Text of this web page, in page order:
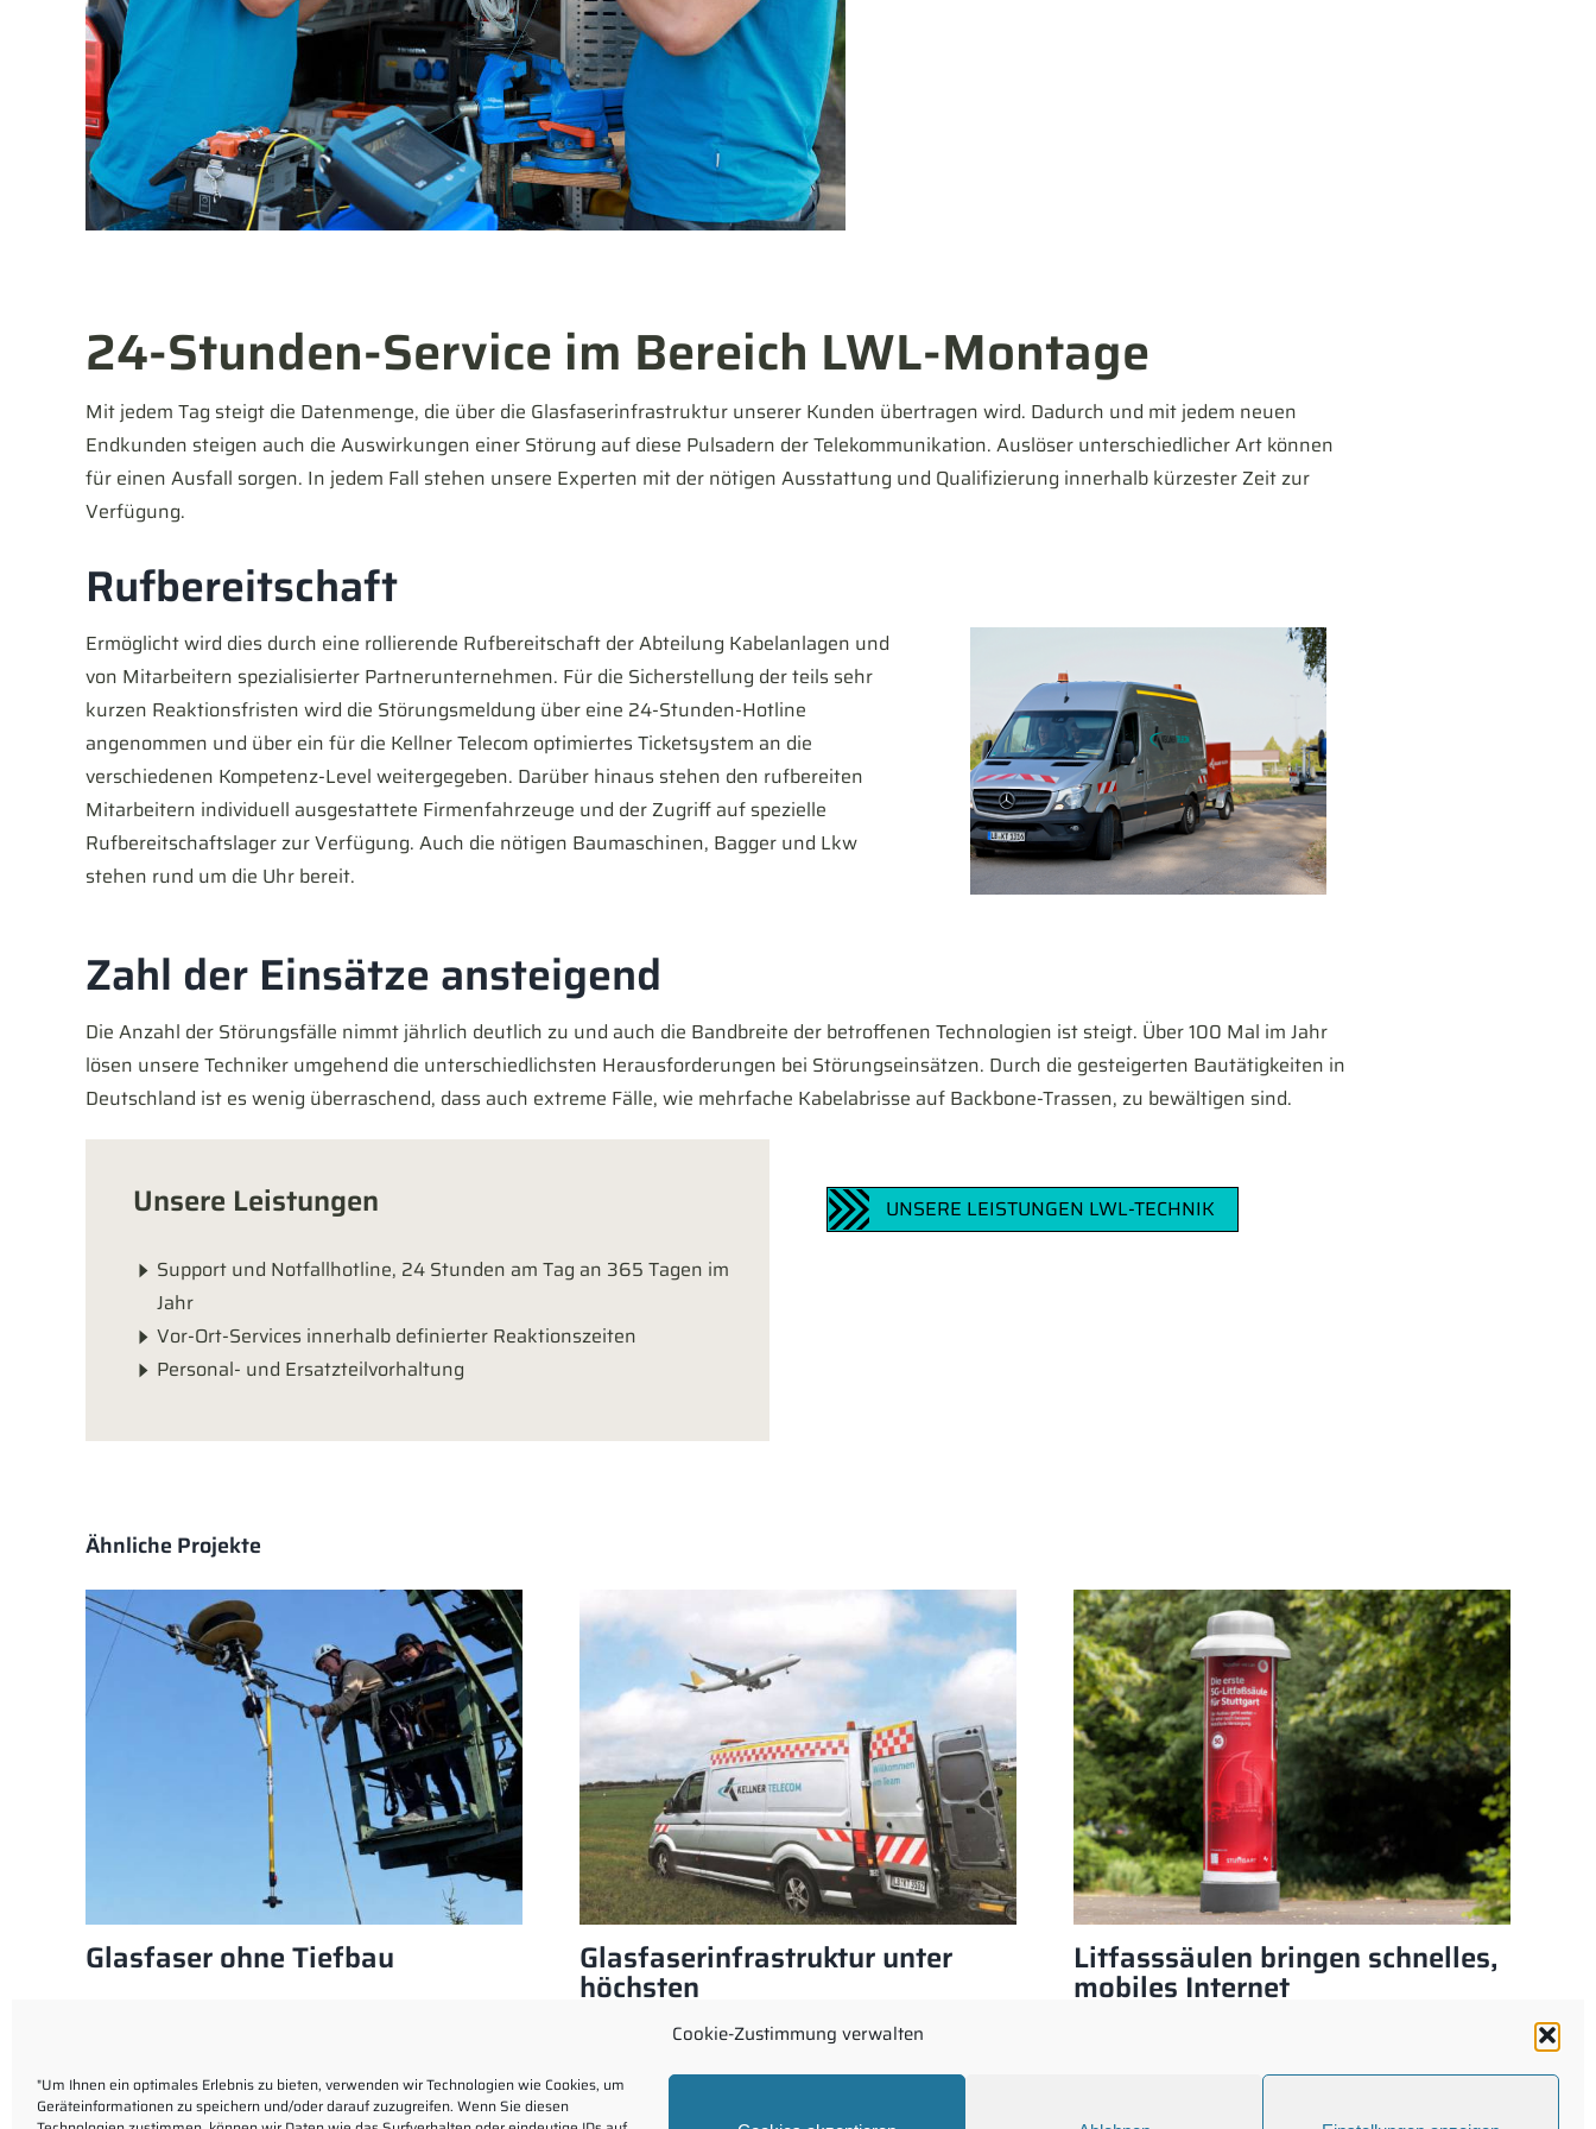
Cookie-Zustimmung verwalten
"Um Ihnen ein optimales Erlebnis zu bieten, verwenden wir Technologien wie Cookies, um
Geräteinformationen zu speichern und/oder darauf zuzugreifen. Wenn Sie diesen
24-Stunden-Service im Bereich LWL-Montage
Mit jedem Tag steigt die Datenmenge, die über die Glasfaserinfrastruktur unserer Kunden übertragen wird. Dadurch und mit jedem neuen
Endkunden steigen auch die Auswirkungen einer Störung auf diese Pulsadern der Telekommunikation. Auslöser unterschiedlicher Art können
für einen Ausfall sorgen. In jedem Fall stehen unsere Experten mit der nötigen Ausstattung und Qualifizierung innerhalb kürzester Zeit zur
Verfügung.
Rufbereitschaft
Ermöglicht wird dies durch eine rollierende Rufbereitschaft der Abteilung Kabelanlagen und
von Mitarbeitern spezialisierter Partnerunternehmen. Für die Sicherstellung der teils sehr
kurzen Reaktionsfristen wird die Störungsmeldung über eine 24-Stunden-Hotline
angenommen und über ein für die Kellner Telecom optimiertes Ticketsystem an die
verschiedenen Kompetenz-Level weitergegeben. Darüber hinaus stehen den rufbereiten
Mitarbeitern individuell ausgestattete Firmenfahrzeuge und der Zugriff auf spezielle
Rufbereitschaftslager zur Verfügung. Auch die nötigen Baumaschinen, Bagger und Lkw
stehen rund um die Uhr bereit.
Zahl der Einsätze ansteigend
Die Anzahl der Störungsfälle nimmt jährlich deutlich zu und auch die Bandbreite der betroffenen Technologien ist steigt. Über 100 Mal im Jahr
lösen unsere Techniker umgehend die unterschiedlichsten Herausforderungen bei Störungseinsätzen. Durch die gesteigerten Bautätigkeiten in
Deutschland ist es wenig überraschend, dass auch extreme Fälle, wie mehrfache Kabelabrisse auf Backbone-Trassen, zu bewältigen sind.
Unsere Leistungen
Support und Notfallhotline, 24 Stunden am Tag an 365 Tagen im
Jahr
Vor-Ort-Services innerhalb definierter Reaktionszeiten
Personal- und Ersatzteilvorhaltung
UNSERE LEISTUNGEN LWL-TECHNIK
Ähnliche Projekte
Glasfaser ohne Tiefbau Glasfaserinfrastruktur unter
höchsten
Sicherheitsanforderungen
Litfasssäulen bringen schnelles,
mobiles Internet